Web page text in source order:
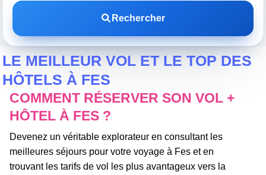
Rechercher
LE MEILLEUR VOL ET LE TOP DES
HÔTELS À FES
COMMENT RÉSERVER SON VOL +
HÔTEL À FES ?
Devenez un véritable explorateur en consultant les
meilleures séjours pour votre voyage à Fes et en
trouvant les tarifs de vol les plus avantageux vers la